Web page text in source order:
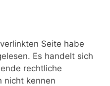
Seite habe
Es handelt sich
rechtliche
nicht kennen